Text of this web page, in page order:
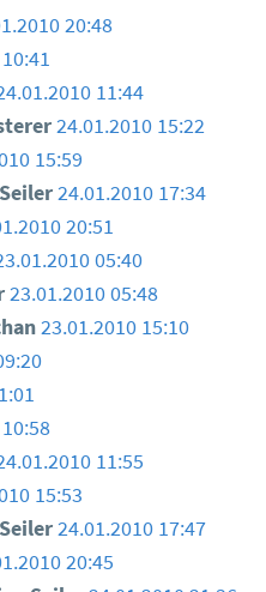
20:48
11:44
24.01.2010 15:22
15:59
24.01.2010 17:34
20:51
05:40
23.01.2010 05:48
23.01.2010 15:10
11:55
15:53
24.01.2010 17:47
20:45